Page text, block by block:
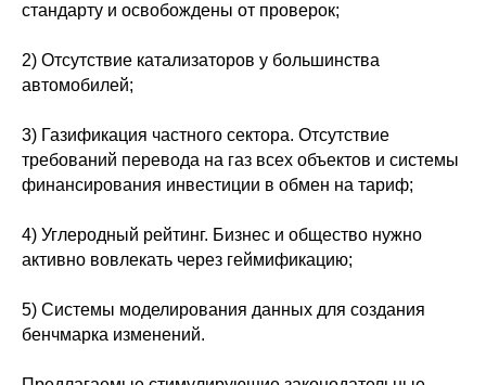
стандарту и освобождены от проверок;
2) Отсутствие катализаторов у большинства
автомобилей;
3) Газификация частного сектора. Отсутствие
требований перевода на газ всех объектов и системы
финансирования инвестиции в обмен на тариф;
4) Углеродный рейтинг. Бизнес и общество нужно
активно вовлекать через геймификацию;
5) Системы моделирования данных для создания
бенчмарка изменений.